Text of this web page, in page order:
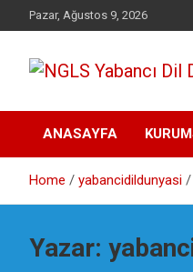
to
Pazar, Ağustos 9, 2026
NGLS
Dünyası
ANASAYFA
Home yabancidildunyasi
Yazar: